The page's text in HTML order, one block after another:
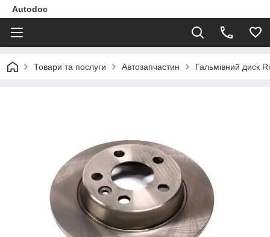
Autodoc
Товари та послуги Автозапчастин Гальмівний диск